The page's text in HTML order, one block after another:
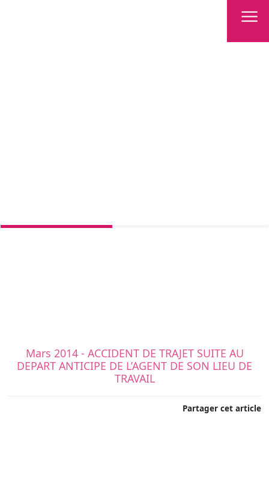
Mars 2014 - ACCIDENT DE TRAJET SUITE AU
DEPART ANTICIPE DE L’AGENT DE SON LIEU DE
TRAVAIL
Partager cet article